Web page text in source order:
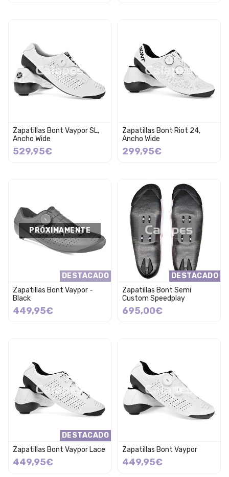
Zapatillas Bont Vaypor SL,
Ancho Wide
529,95€
Zapatillas Bont Riot 24,
Ancho Wide
299,95€
DESTACADO
PRÓXIMAMENTE
Zapatillas Bont Vaypor -
Black
449,95€
DESTACADO
Zapatillas Bont Semi
Custom Speedplay
695,00€
DESTACADO
Zapatillas Bont Vaypor Lace
449,95€
Zapatillas Bont Vaypor
449,95€